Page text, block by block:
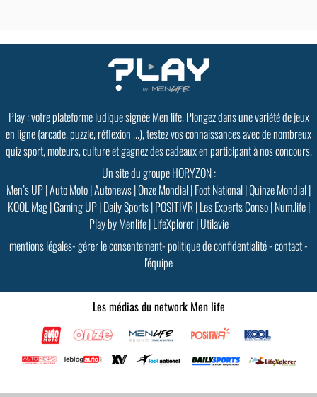
Play : votre plateforme ludique signée Men life. Plongez dans une variété de jeux
en ligne (arcade, puzzle, réflexion ...), testez vos connaissances avec de nombreux
quiz sport, moteurs, culture et gagnez des cadeaux en participant à nos concours.
Un site du groupe HORYZON :
Men’s UP|Auto Moto|Autonews|Onze Mondial|Foot National|Quinze Mondial|
KOOL Mag|Gaming UP|Daily Sports|POSITIVR|Les Experts Conso|Num.life|
Play by Menlife|LifeXplorer|Utilavie
mentions légales-gérer le consentement-politique de confidentialité-contact-
l'équipe
Les médias du network Men life